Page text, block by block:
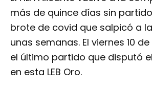
más de quince días sin
brote de covid que salpicó a
unas semanas. El viernes 10
el último partido que disputó
en esta LEB Oro.